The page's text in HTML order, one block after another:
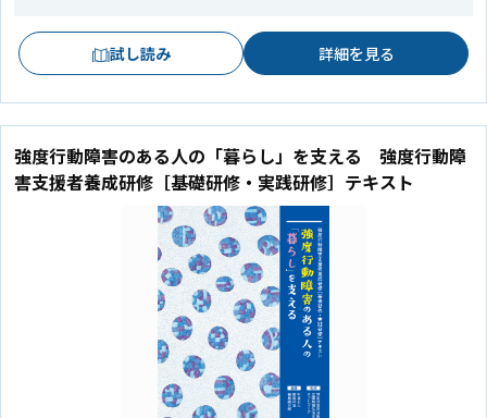
試し読み 詳細を見る
強度行動障害のある人の「暮らし」を支える 強度行動障
害支援者養成研修［基礎研修・実践研修］テキスト